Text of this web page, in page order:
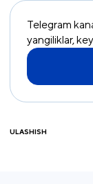
Telegram
yangiliklar,
ULASHISH